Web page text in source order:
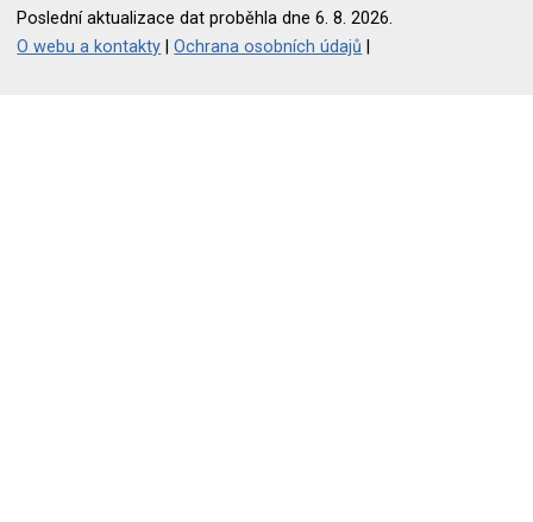
Poslední aktualizace dat proběhla dne 6. 8. 2026.
O webu a kontakty |Ochrana osobních údajů